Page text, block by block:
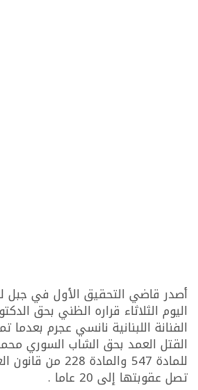
أصدر قاضي التحقيق الأول في جبل
اليوم الثلاثاء قراره الظني بحق
الفنانة اللبنانية نانسي عجرم بعدما
القتل العمد بحق الشاب السوري
للمادة 547
تصل عقوبتها إلى 20 عاما .